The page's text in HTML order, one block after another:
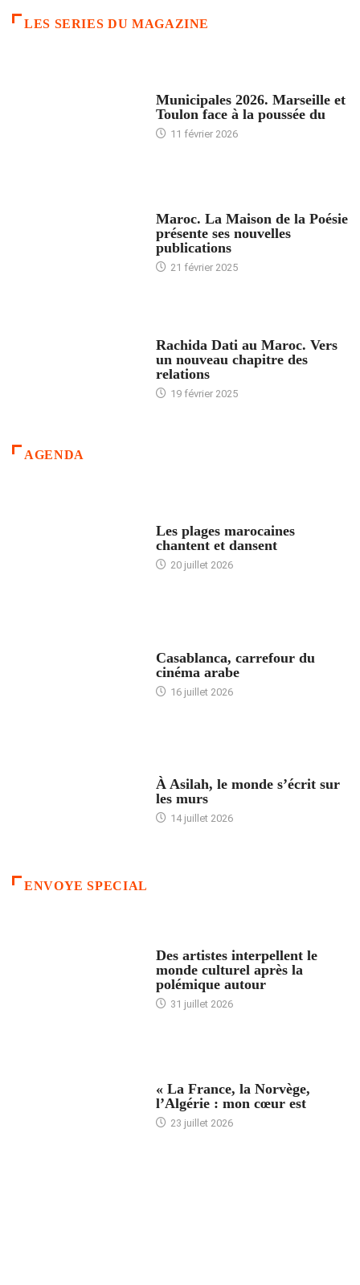
LES SERIES DU MAGAZINE
Municipales 2026. Marseille et
Toulon face à la poussée du
11 février 2026
Maroc. La Maison de la Poésie
présente ses nouvelles
publications
21 février 2025
Rachida Dati au Maroc. Vers
un nouveau chapitre des
relations
19 février 2025
AGENDA
Les plages marocaines
chantent et dansent
20 juillet 2026
Casablanca, carrefour du
cinéma arabe
16 juillet 2026
À Asilah, le monde s’écrit sur
les murs
14 juillet 2026
ENVOYE SPECIAL
Des artistes interpellent le
monde culturel après la
polémique autour
31 juillet 2026
« La France, la Norvège,
l’Algérie : mon cœur est
23 juillet 2026